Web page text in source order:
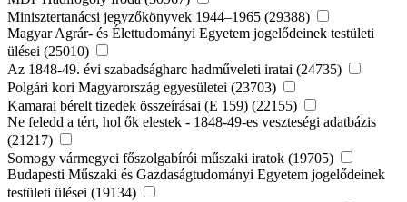
Minisztertanácsi jegyzőkönyvek 1944–1965 (29388)
Magyar Agrár- és Élettudományi Egyetem jogelődeinek testületi
ülései (25010)
Az 1848-49. évi szabadságharc hadműveleti iratai (24735)
Polgári kori Magyarország egyesületei (23703)
Kamarai bérelt tizedek összeírásai (E 159) (22155)
Ne feledd a tért, hol ők elestek - 1848-49-es veszteségi adatbázis
(21217)
Somogy vármegyei főszolgabírói műszaki iratok (19705)
Budapesti Műszaki és Gazdaságtudományi Egyetem jogelődeinek
testületi ülései (19134)